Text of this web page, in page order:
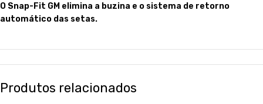
O Snap-Fit GM elimina a buzina e o sistema de retorno
automático das setas.
Produtos relacionados